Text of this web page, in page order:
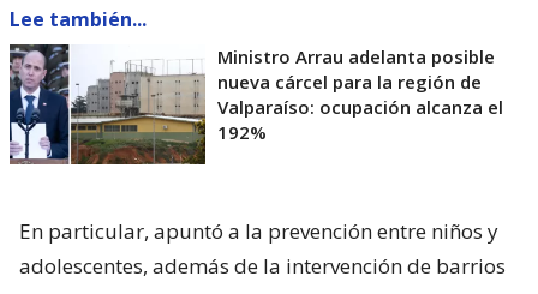
Lee también...
Ministro Arrau adelanta posible
nueva cárcel para la región de
Valparaíso: ocupación alcanza el
192%
En particular, apuntó a la prevención entre niños y
adolescentes, además de la intervención de barrios